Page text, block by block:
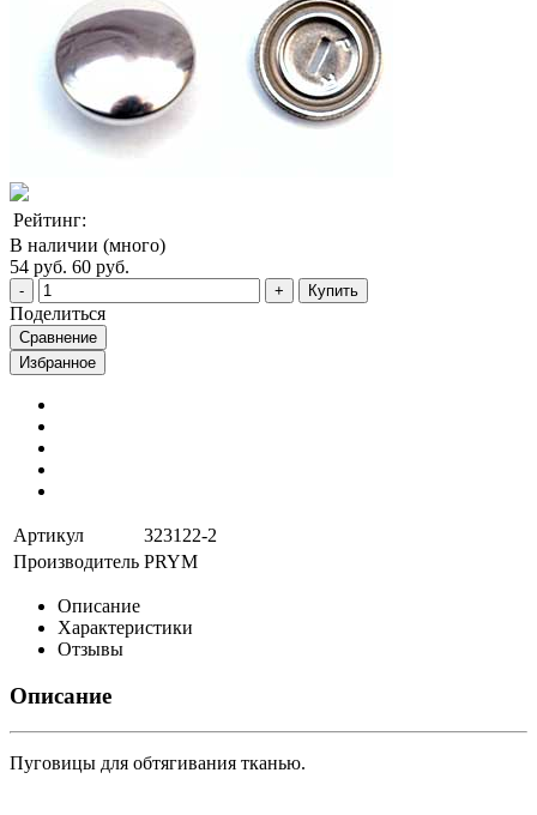
Рейтинг:
В наличии (много)
54 руб. 60 руб.
Купить
Поделиться
Сравнение
Избранное
Артикул
323122-2
Производитель PRYM
Описание
Характеристики
Отзывы
Описание
Пуговицы для обтягивания тканью.